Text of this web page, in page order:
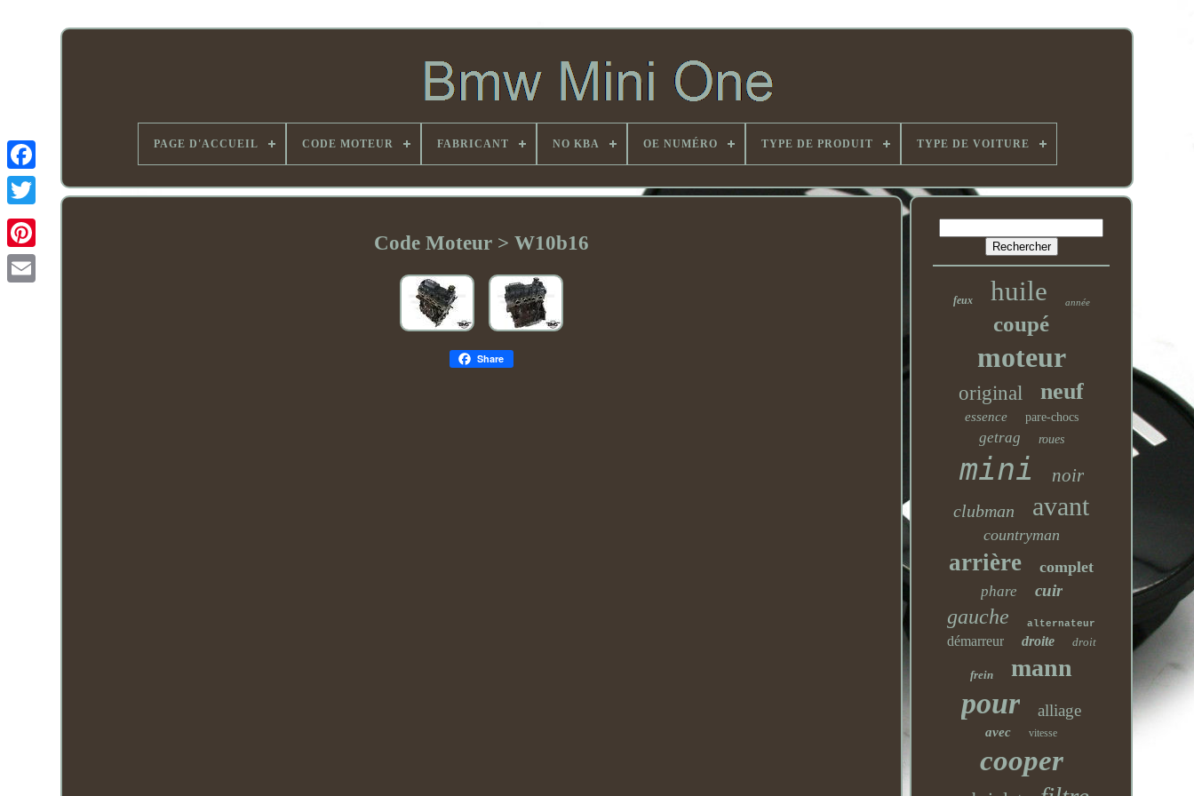
PAGE D'ACCUEIL CODE MOTEUR FABRICANT NO KBA OE NUMÉRO TYPE DE PRODUIT TYPE DE VOITURE
Code Moteur > W10b16
Share
feux huile année
coupé
moteur
original neuf
essence pare-chocs
getrag roues
mini noir
clubman avant
countryman
arrière complet
phare cuir
gauche alternateur
démarreur droite droit
frein mann
pour alliage
avec vitesse
cooper